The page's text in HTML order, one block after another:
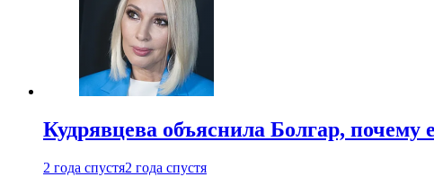
Кудрявцева объяснила Болгар, почему
2 года спустя2 года спустя